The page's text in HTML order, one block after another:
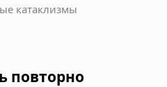
катаклизмы
повторно